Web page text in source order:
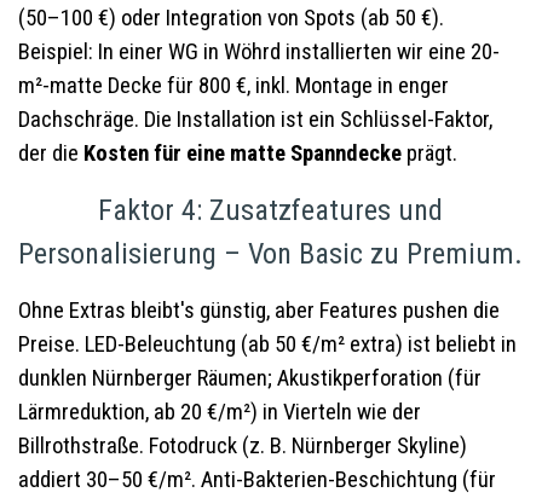
(50–100 €) oder Integration von Spots (ab 50 €).
Beispiel: In einer WG in Wöhrd installierten wir eine 20-
m²-matte Decke für 800 €, inkl. Montage in enger
Dachschräge. Die Installation ist ein Schlüssel-Faktor,
der die Kosten für eine matte Spanndecke prägt.
Faktor 4: Zusatzfeatures und
Personalisierung – Von Basic zu Premium.
Ohne Extras bleibt's günstig, aber Features pushen die
Preise. LED-Beleuchtung (ab 50 €/m² extra) ist beliebt in
dunklen Nürnberger Räumen; Akustikperforation (für
Lärmreduktion, ab 20 €/m²) in Vierteln wie der
Billrothstraße. Fotodruck (z. B. Nürnberger Skyline)
addiert 30–50 €/m². Anti-Bakterien-Beschichtung (für